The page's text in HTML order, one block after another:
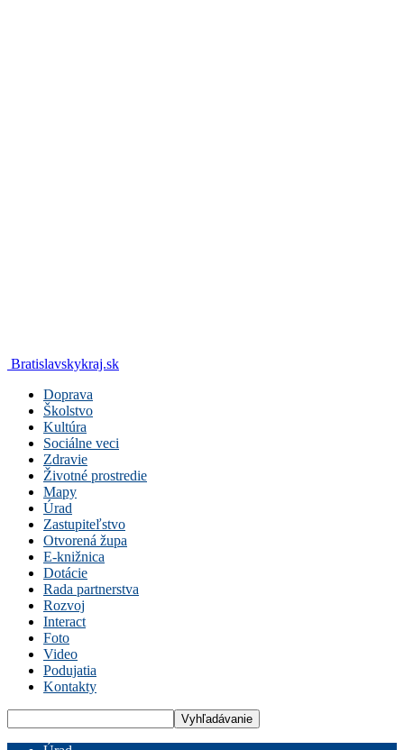
Bratislavskykraj.sk
Doprava
Školstvo
Kultúra
Sociálne veci
Zdravie
Životné prostredie
Mapy
Úrad
Zastupiteľstvo
Otvorená župa
E-knižnica
Dotácie
Rada partnerstva
Rozvoj
Interact
Foto
Video
Podujatia
Kontakty